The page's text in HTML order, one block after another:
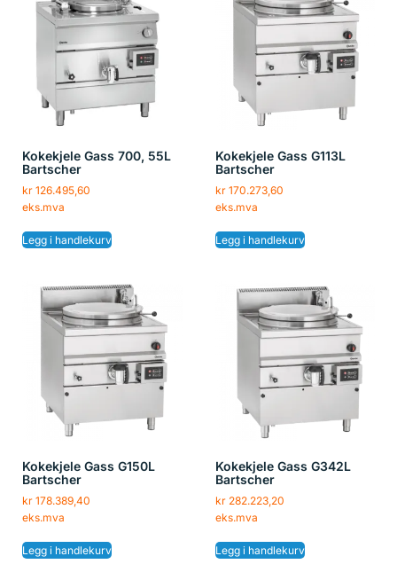
Kokekjele Gass 700, 55L
Bartscher
kr 126.495,60
eks.mva
Legg i handlekurv
Kokekjele Gass G113L
Bartscher
kr170.273,60
eks.mva
Legg i handlekurv
Kokekjele Gass G150L
Bartscher
kr 178.389,40
eks.mva
Legg i handlekurv
Kokekjele Gass G342L
Bartscher
kr282.223,20
eks.mva
Legg i handlekurv